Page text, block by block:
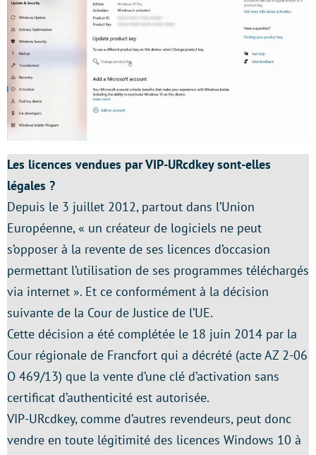
Les licences vendues par VIP-URcdkey sont-elles
légales ?
Depuis le 3 juillet 2012, partout dans l’Union
Européenne, « un créateur de logiciels ne peut
s’opposer à la revente de ses licences d’occasion
permettant l’utilisation de ses programmes téléchargés
via internet ». Et ce conformément à la décision
suivante de la Cour de Justice de l’UE.
Cette décision a été complétée le 18 juin 2014 par la
Cour régionale de Francfort qui a décrété (acte AZ 2-06
O 469/13) que la vente d’une clé d’activation sans
certificat d’authenticité est autorisée.
VIP-URcdkey, comme d’autres revendeurs, peut donc
vendre en toute légitimité des licences Windows 10 à